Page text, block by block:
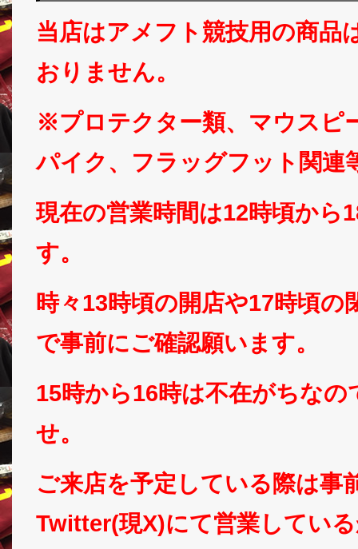
当店はアメフト競技用の商品
おりません。
※プロテクター類、マウスピ
パイク、フラッグフット関連
現在の営業時間は12時頃から
す。
時々13時頃の開店や17時頃の
で事前にご確認願います。
15時から16時は不在がちなの
せ。
ご来店を予定している際は事
Twitter(現X)にて営業してい